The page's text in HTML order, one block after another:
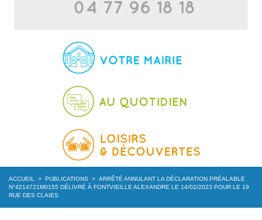
ACCUEIL > PUBLICATIONS > ARRÊTÉ ANNULANT LA DÉCLARATION PRÉALABLE
N°4214721M0155 DÉLIVRÉ À FONTVIEILLE ALEXANDRE LE 14/02/2023 POUR LE 19
RUE DES CLAIES